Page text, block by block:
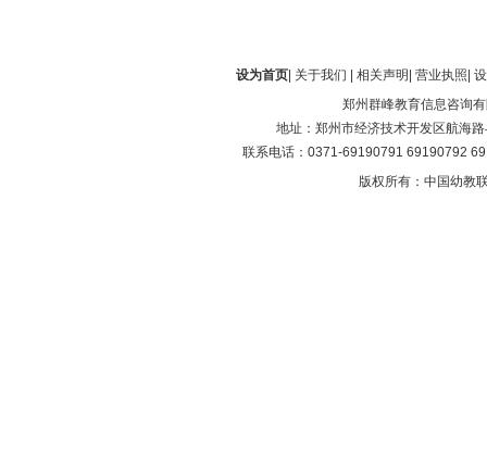
设为首页 关于我们 相关声明 营业执照
郑州群峰教育信息咨询
地址：郑州市经济技术开发区航海
联系电话：0371-69190791 69190792
版权所有：中国幼